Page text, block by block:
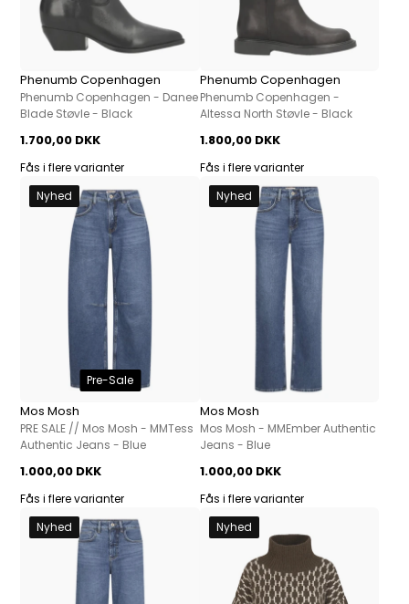
Phenumb Copenhagen
Phenumb Copenhagen - Danee
Blade Støvle - Black
1.700,00 DKK
Fås i flere varianter
Phenumb Copenhagen
Phenumb Copenhagen -
Altessa North Støvle - Black
1.800,00 DKK
Fås i flere varianter
Nyhed
Pre-Sale
Mos Mosh
PRE SALE // Mos Mosh - MMTess
Authentic Jeans - Blue
1.000,00 DKK
Fås i flere varianter
Nyhed
Mos Mosh
Mos Mosh - MMEmber Authentic
Jeans - Blue
1.000,00 DKK
Fås i flere varianter
Nyhed
Nyhed